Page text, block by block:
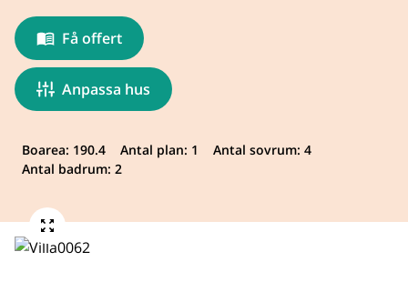
Få offert
Anpassa hus
Boarea: 190.4 Antal plan: 1
Antal sovrum: 4
Antal badrum: 2